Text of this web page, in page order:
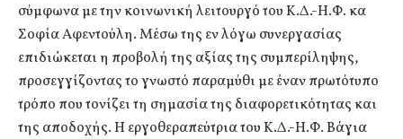
σύμφωνα με την κοινωνική λειτουργό του Κ.Δ.-Η.Φ. κα
Σοφία Αφεντούλη. Μέσω της εν λόγω συνεργασίας
επιδιώκεται η προβολή της αξίας της συμπερίληψης,
προσεγγίζοντας το γνωστό παραμύθι με έναν πρωτότυπο
τρόπο που τονίζει τη σημασία της διαφορετικότητας και
της αποδοχής. Η εργοθεραπεύτρια του Κ.Δ.-Η.Φ. Βάγια